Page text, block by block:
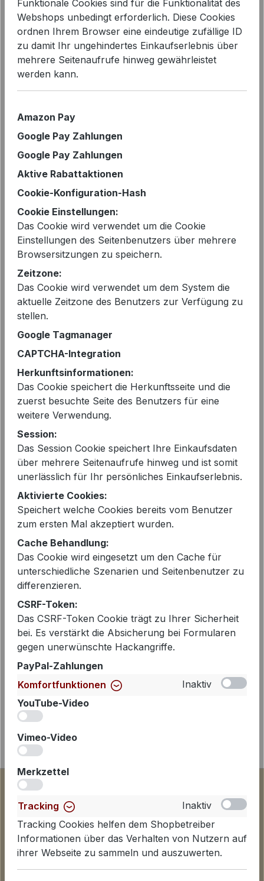
Bildergalerie überspringen
Regulärer Preis:
129,95 €
Preise inkl. MwSt. zzgl. Versandkosten
Größe auswählen
XXS - 32
SUNSET RED
Produkt Anzahl: Gib den
In den Warenkorb
EAN:4063205730680
Artikelnummer:YOUTWO-YOU0125-SUNSET-
RED
Beschreibung
Die You Too Pant Nobile Washed ist
eine moderne Hose für Frauen, die
Komfort und Stil ganz
selbstverständlich zusammenbringe…
Funktionale Cookies sind für die Funktionalität des
Webshops unbedingt erforderlich. Diese Cookies
ordnen Ihrem Browser eine eindeutige zufällige ID
zu damit Ihr ungehindertes Einkaufserlebnis über
mehrere Seitenaufrufe hinweg gewährleistet
werden kann.
Amazon Pay
Google Pay Zahlungen
Google Pay Zahlungen
Aktive Rabattaktionen
Cookie-Konfiguration-Hash
Cookie Einstellungen:
Das Cookie wird verwendet um die Cookie
Einstellungen des Seitenbenutzers über mehrere
Browsersitzungen zu speichern.
Zeitzone:
Das Cookie wird verwendet um dem System die
aktuelle Zeitzone des Benutzers zur Verfügung zu
stellen.
Google Tagmanager
CAPTCHA-Integration
Herkunftsinformationen:
Das Cookie speichert die Herkunftsseite und die
zuerst besuchte Seite des Benutzers für eine
weitere Verwendung.
Session:
Das Session Cookie speichert Ihre Einkaufsdaten
über mehrere Seitenaufrufe hinweg und ist somit
unerlässlich für Ihr persönliches Einkaufserlebnis.
Aktivierte Cookies:
Speichert welche Cookies bereits vom Benutzer
zum ersten Mal akzeptiert wurden.
Cache Behandlung:
Das Cookie wird eingesetzt um den Cache für
unterschiedliche Szenarien und Seitenbenutzer zu
differenzieren.
CSRF-Token:
Das CSRF-Token Cookie trägt zu Ihrer Sicherheit
bei. Es verstärkt die Absicherung bei Formularen
gegen unerwünschte Hackangriffe.
PayPal-Zahlungen
Komfortfunktionen
Inaktiv
YouTube-Video
Vimeo-Video
Merkzettel
Tracking
Inaktiv
Tracking Cookies helfen dem Shopbetreiber
Informationen über das Verhalten von Nutzern auf
ihrer Webseite zu sammeln und auszuwerten.